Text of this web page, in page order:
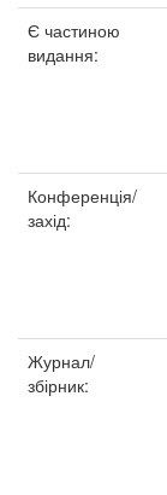
Є частиною
видання:
Конференція/
захід:
Журнал/
збірник: